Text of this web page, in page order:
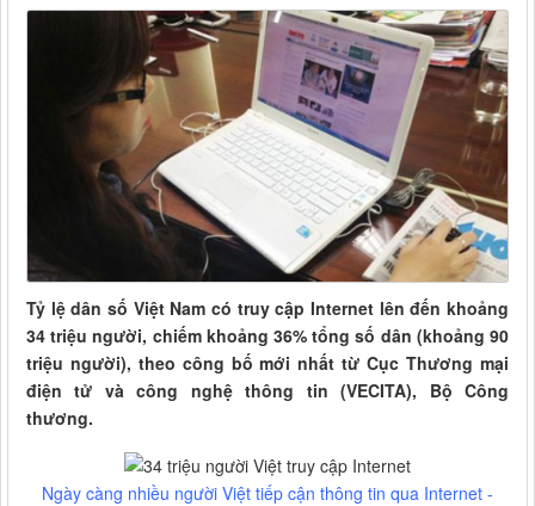
Tỷ lệ dân số Việt Nam có truy cập Internet lên đến khoảng
34 triệu người, chiếm khoảng 36% tổng số dân (khoảng 90
triệu người), theo công bố mới nhất từ Cục Thương mại
điện tử và công nghệ thông tin (VECITA), Bộ Công
thương.
Ngày càng nhiều người Việt tiếp cận thông tin qua Internet -